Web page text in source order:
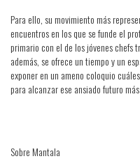
Para ello, su movimiento más
encuentros en los que se funde el
primario con el de los jóvenes chefs
además, se ofrece un tiempo y un
exponer en un ameno coloquio
para alcanzar ese ansiado futuro
Sobre Mantala